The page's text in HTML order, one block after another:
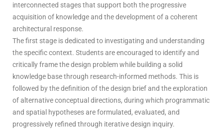
interconnected stages that support both the progressive
acquisition of knowledge and the development of a coherent
architectural response.
The first stage is dedicated to investigating and understanding
the specific context. Students are encouraged to identify and
critically frame the design problem while building a solid
knowledge base through research-informed methods. This is
followed by the definition of the design brief and the exploration
of alternative conceptual directions, during which programmatic
and spatial hypotheses are formulated, evaluated, and
progressively refined through iterative design inquiry.